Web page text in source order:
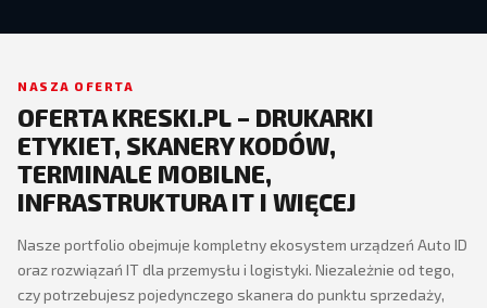
NASZA OFERTA
OFERTA KRESKI.PL – DRUKARKI
ETYKIET, SKANERY KODÓW,
TERMINALE MOBILNE,
INFRASTRUKTURA IT I WIĘCEJ
Nasze portfolio obejmuje kompletny ekosystem urządzeń Auto ID
oraz rozwiązań IT dla przemysłu i logistyki. Niezależnie od tego,
czy potrzebujesz pojedynczego skanera do punktu sprzedaży,